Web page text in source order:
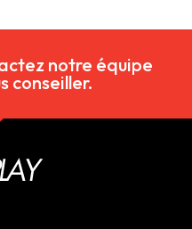
notre équipe
conseiller.